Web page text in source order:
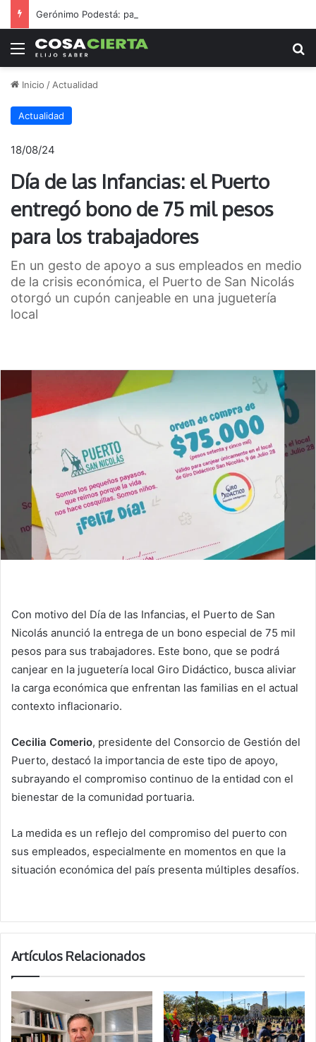
Menú
Inicio / Actualidad
Actualidad
18/08/24
Día de las Infancias: el Puerto
entregó bono de 75 mil pesos
para los trabajadores
En un gesto de apoyo a sus empleados en medio
de la crisis económica, el Puerto de San Nicolás
otorgó un cupón canjeable en una juguetería
local
Con motivo del Día de las Infancias, el Puerto de San
Nicolás anunció la entrega de un bono especial de 75 mil
pesos para sus trabajadores. Este bono, que se podrá
canjear en la juguetería local Giro Didáctico, busca aliviar
la carga económica que enfrentan las familias en el actual
contexto inflacionario.
Cecilia Comerio, presidente del Consorcio de Gestión del
Puerto, destacó la importancia de este tipo de apoyo,
subrayando el compromiso continuo de la entidad con el
bienestar de la comunidad portuaria.
La medida es un reflejo del compromiso del puerto con
sus empleados, especialmente en momentos en que la
situación económica del país presenta múltiples desafíos.
Artículos Relacionados